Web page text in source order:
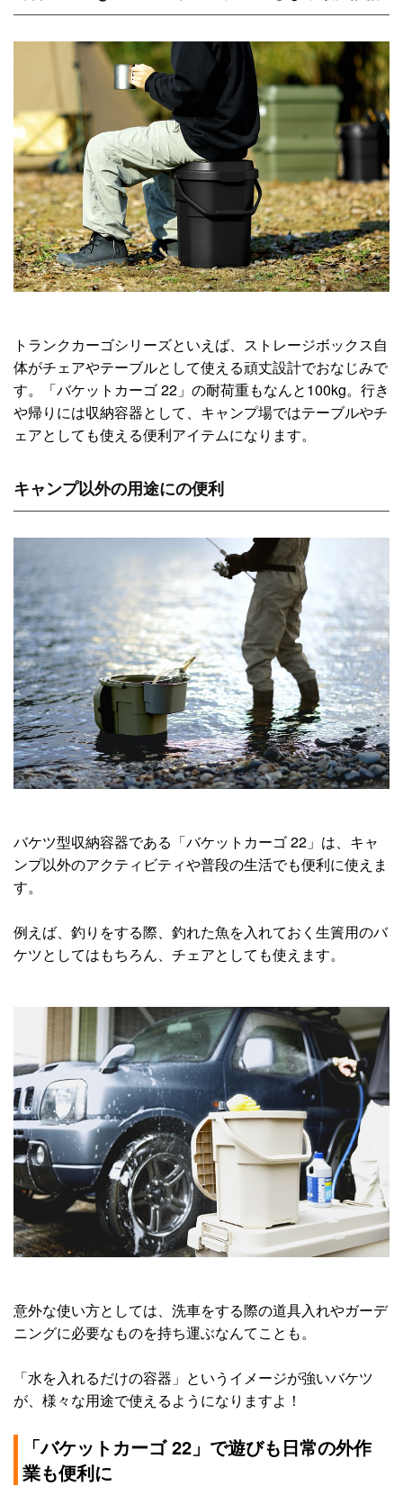
トランクカーゴシリーズといえば、ストレージボックス自
体がチェアやテーブルとして使える頑丈設計でおなじみで
す。「バケットカーゴ 22」の耐荷重もなんと100kg。行き
や帰りには収納容器として、キャンプ場ではテーブルやチ
ェアとしても使える便利アイテムになります。
キャンプ以外の用途にの便利
バケツ型収納容器である「バケットカーゴ 22」は、キャ
ンプ以外のアクティビティや普段の生活でも便利に使えま
す。
例えば、釣りをする際、釣れた魚を入れておく生簀用のバ
ケツとしてはもちろん、チェアとしても使えます。
意外な使い方としては、洗車をする際の道具入れやガーデ
ニングに必要なものを持ち運ぶなんてことも。
「水を入れるだけの容器」というイメージが強いバケツ
が、様々な用途で使えるようになりますよ！
「バケットカーゴ 22」で遊びも日常の外作
業も便利に